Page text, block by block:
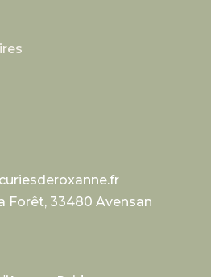
Forêt, 33480 Avensan